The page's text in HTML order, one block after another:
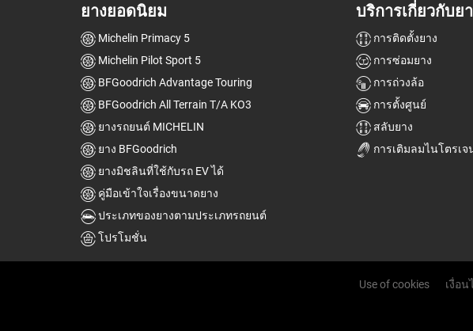
ยางยอดนิยม
Michelin Primacy 5
Michelin Pilot Sport 5
BFGoodrich Advantage Touring
BFGoodrich All Terrain T/A KO3
ยางรถยนต์ MICHELIN
ยาง BFGoodrich
ยางมิชลินที่ใช้กับรถ EV ได้
คู่มือเข้าใจเรื่องขนาดยาง
ประเภทของยางตามประเภทรถยนต์
โปรโมชั่น
บริการเกี่ยวกับย
การติดตั้งยาง
การซ่อมยาง
การถ่วงล้อ
การตั้งศูนย์
สลับยาง
การเติมลมไนโตรเจ
Use of cookies เงื่อน